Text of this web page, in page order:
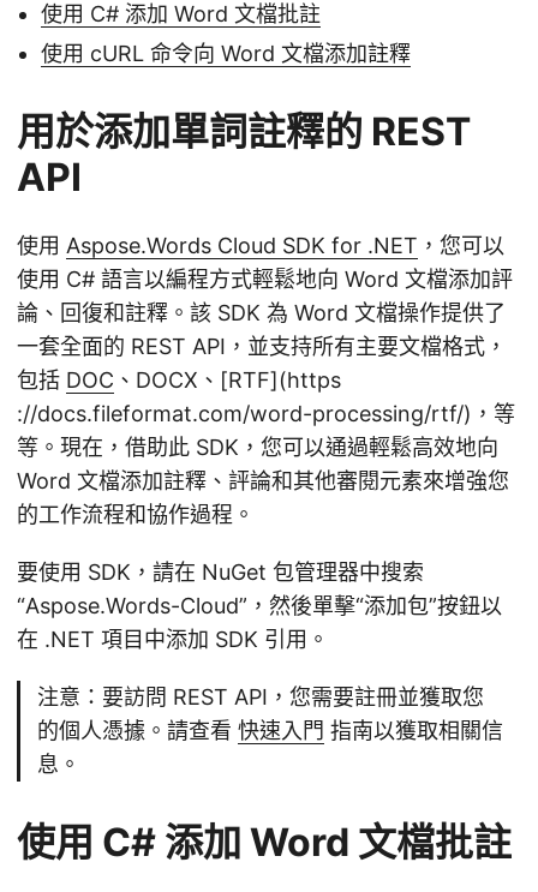
使用 C# 添加 Word 文檔批註
使用 cURL 命令向 Word 文檔添加註釋
用於添加單詞註釋的 REST
API
使用 Aspose.Words Cloud SDK for .NET ，您可以
使用 C# 語言以編程方式輕鬆地向 Word 文檔添加評
論、回復和註釋。該 SDK 為 Word 文檔操作提供了
一套全面的 REST API，並支持所有主要文檔格式，
包括 DOC 、DOCX、[RTF](https
://docs.fileformat.com/word-processing/rtf/)，等
等。現在，借助此 SDK，您可以通過輕鬆高效地向
Word 文檔添加註釋、評論和其他審閱元素來增強您
的工作流程和協作過程。
要使用 SDK，請在 NuGet 包管理器中搜索
“Aspose.Words-Cloud”，然後單擊“添加包”按鈕以
在 .NET 項目中添加 SDK 引用。
注意：要訪問 REST API，您需要註冊並獲取您
的個人憑據。請查看 快速入門 指南以獲取相關信
息。
使用 C# 添加 Word 文檔批註